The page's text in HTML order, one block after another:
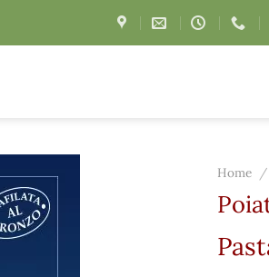
Home /